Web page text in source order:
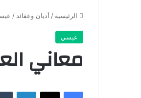
الرئيسية / أديان وعقائد /
عيسي
معاني
فيسبوك لينكدإن